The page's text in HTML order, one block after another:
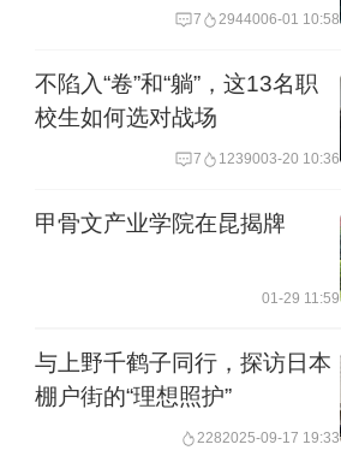
知”中就提出，在“护理”“
服务”等领域，扩大对初
高职贯通培养的招生规模
结合机构面向社会公开
招聘信息的岗位要求里
的将学历要求限定在大专
业界存在两种担忧：其
7 2944006-01 10:58
不陷入“卷”和“躺”，这13名职
校生如何选对战场
7 1239003-20 10:36
甲骨文产业学院在昆揭牌
01-29 11:59
与上野千鹤子同行，探访日本
棚户街的“理想照护”
2282025-09-17 19:33